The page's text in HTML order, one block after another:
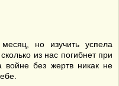
но изучить успела
из нас погибнет при
без жертв никак не